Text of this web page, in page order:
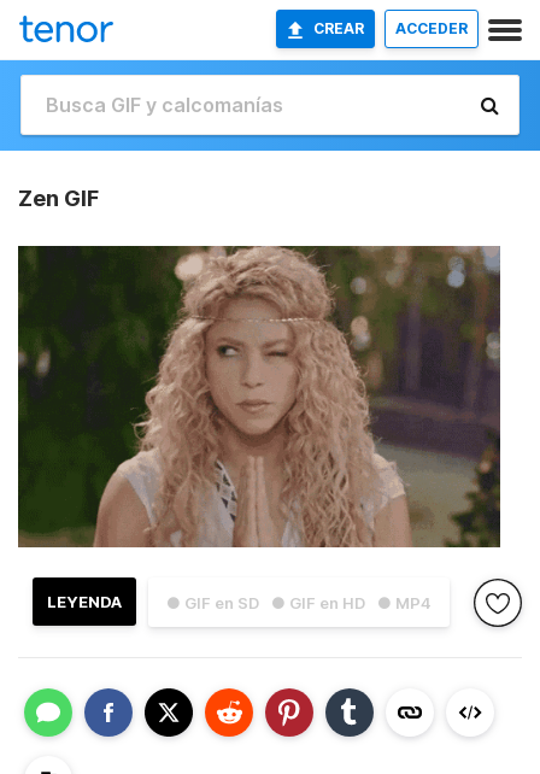
CREAR ACCEDER
Zen GIF
● GIF en SD ● GIF en HD ● MP4
LEYENDA